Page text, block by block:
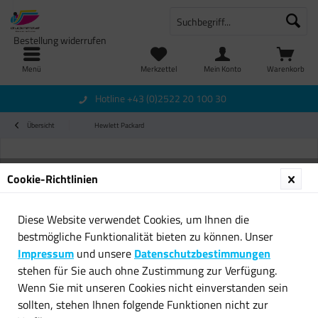
Menü Warenkorb
Merkzettel
Bestellung widerrufen
Mein Konto
Hotline +43 (0)2522 20 100 30
Übersicht Hewlett Packard
Cookie-Richtlinien
Diese Website verwendet Cookies, um Ihnen die
bestmögliche Funktionalität bieten zu können. Unser
Impressum und unsere Datenschutzbestimmungen
stehen für Sie auch ohne Zustimmung zur Verfügung.
Wenn Sie mit unseren Cookies nicht einverstanden sein
sollten, stehen Ihnen folgende Funktionen nicht zur